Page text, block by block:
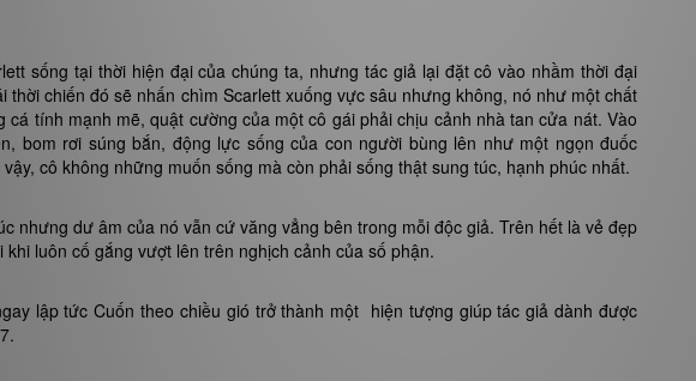
sống tại thời hiện đại của chúng ta, nhưng tác giả lại đặt cô vào nhầm thời đại
thời chiến đó sẽ nhấn chìm Scarlett xuống vực sâu nhưng không, nó như một chất
cá tính mạnh mẽ, quật cường của một cô gái phải chịu cảnh nhà tan cửa nát. Vào
bom rơi súng bắn, động lực sống của con người bùng lên như một ngọn đuốc
cô không những muốn sống mà còn phải sống thật sung túc, hạnh phúc nhất.
nhưng dư âm của nó vẫn cứ văng vẳng bên trong mỗi độc giả. Trên hết là vẻ đẹp
luôn cố gắng vượt lên trên nghịch cảnh của số phận.
lập tức Cuốn theo chiều gió trở thành một hiện tượng giúp tác giả dành được